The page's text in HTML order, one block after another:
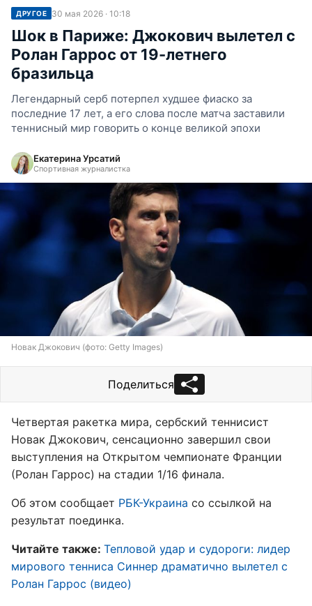
ДРУГОЕ 30 мая 2026 · 10:18
Шок в Париже: Джокович вылетел с
Ролан Гаррос от 19-летнего
бразильца
Легендарный серб потерпел худшее фиаско за
последние 17 лет, а его слова после матча заставили
теннисный мир говорить о конце великой эпохи
Екатерина Урсатий
Спортивная журналистка
Новак Джокович (фото: Getty Images)
Поделиться
Четвертая ракетка мира, сербский теннисист
Новак Джокович, сенсационно завершил свои
выступления на Открытом чемпионате Франции
(Ролан Гаррос) на стадии 1/16 финала.
Об этом сообщает РБК-Украина со ссылкой на
результат поединка.
Читайте также: Тепловой удар и судороги: лидер
мирового тенниса Синнер драматично вылетел с
Ролан Гаррос (видео)